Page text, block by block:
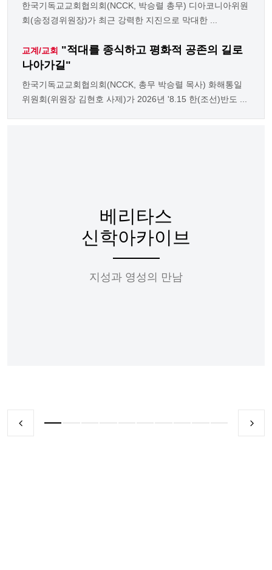
한국기독교교회협의회(NCCK, 박승렬 총무) 디아코니아위원
회(송정경위원장)가 최근 강력한 지진으로 막대한 ...
교계/교회 "적대를 종식하고 평화적 공존의 길로
나아가길"
한국기독교교회협의회(NCCK, 총무 박승렬 목사) 화해통일
위원회(위원장 김현호 사제)가 2026년 '8.15 한(조선)반도 ...
베리타스
신학아카이브
지성과 영성의 만남